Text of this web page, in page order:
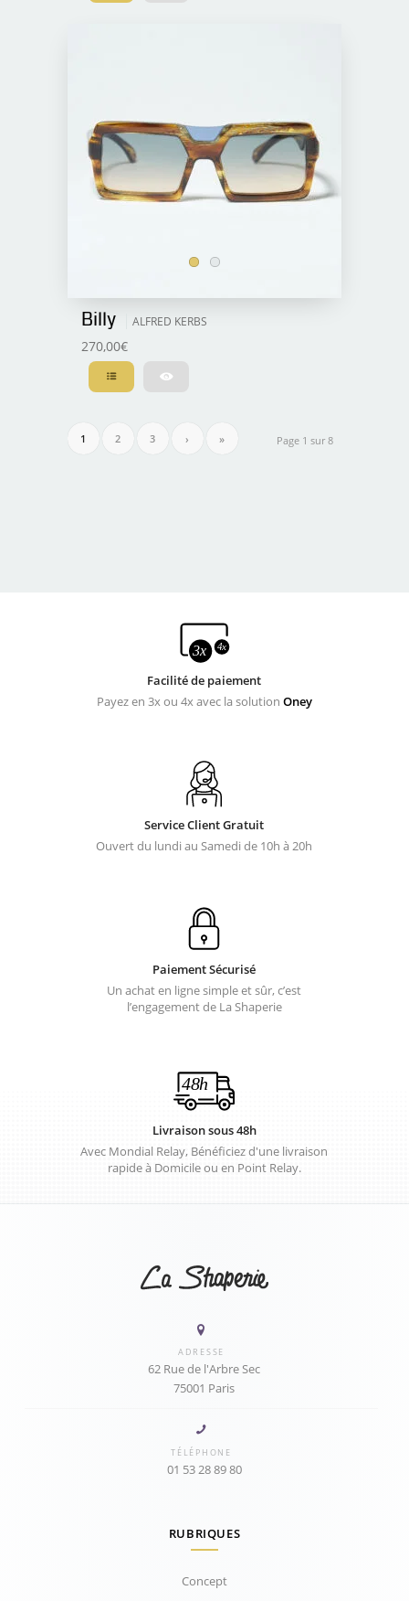
Billy ALFRED KERBS
270,00€
Page 1 sur 8
1 2 3 › »
Facilité de paiement
Payez en 3x ou 4x avec la solution Oney
Service Client Gratuit
Ouvert du lundi au Samedi de 10h à 20h
Paiement Sécurisé
Un achat en ligne simple et sûr, c’est
l’engagement de La Shaperie
Livraison sous 48h
Avec Mondial Relay, Bénéficiez d'une livraison
rapide à Domicile ou en Point Relay.
ADRESSE
62 Rue de l'Arbre Sec
75001 Paris
TÉLÉPHONE
01 53 28 89 80
RUBRIQUES
Concept